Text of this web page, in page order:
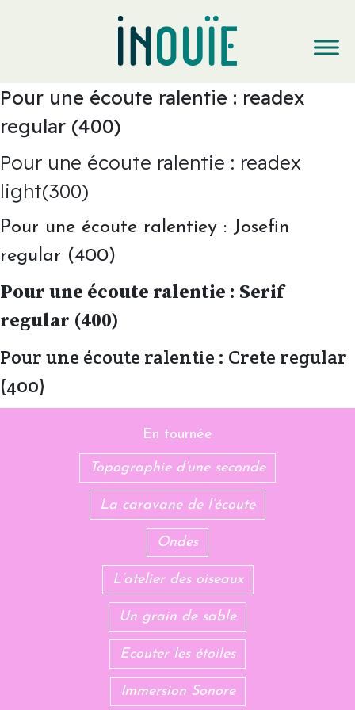
Pour une écoute ralentie : readex
regular (400)
Pour une écoute ralentie : readex
light(300)
Pour une écoute ralentiey : Josefin
regular (400)
Pour une écoute ralentie : Serif
regular (400)
Pour une écoute ralentie : Crete regular
(400)
En tournée
Topographie d’une seconde
La caravane de l’écoute
Ondes
L’atelier des oiseaux
Un grain de sable
Ecouter les étoiles
Immersion Sonore